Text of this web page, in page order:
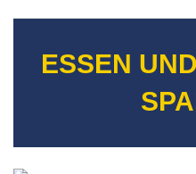
ESSEN
Budapest
Tiszafüred